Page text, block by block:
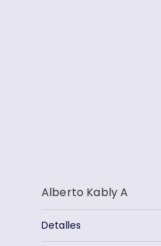
Alberto Kably A
Detalles